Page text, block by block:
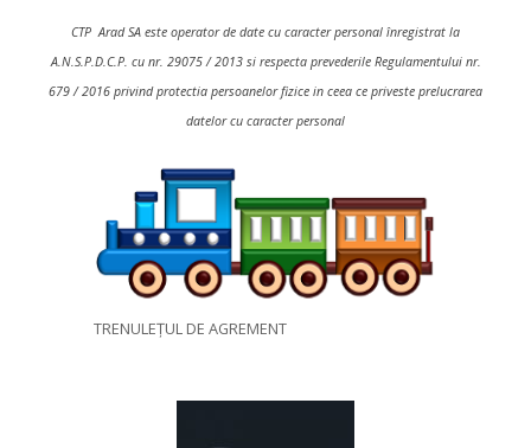
CTP Arad SA este operator de date cu caracter personal înregistrat la
A.N.S.P.D.C.P. cu nr. 29075 / 2013 si respecta prevederile Regulamentului nr.
679 / 2016 privind protectia persoanelor fizice in ceea ce priveste prelucrarea
datelor cu caracter personal
TRENULEȚUL DE AGREMENT